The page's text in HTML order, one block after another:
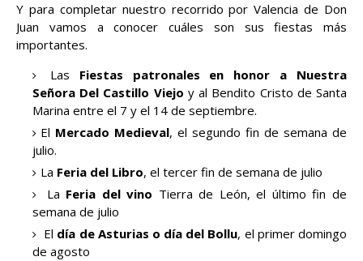
Y para completar nuestro recorrido por Valencia de Don
Juan vamos a conocer cuáles son sus fiestas más
importantes.
Las Fiestas patronales en honor a Nuestra
Señora Del Castillo Viejo y al Bendito Cristo de Santa
Marina entre el 7 y el 14 de septiembre.
El Mercado Medieval, el segundo fin de semana de
julio.
La Feria del Libro, el tercer fin de semana de julio
La Feria del vino Tierra de León, el último fin de
semana de julio
El día de Asturias o día del Bollu, el primer domingo
de agosto